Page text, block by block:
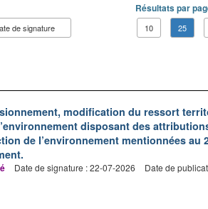
de signature
Résultats par
10 25
modification du ressort
disposant des
de l’environnement mentionnées au
Date de signature : 22-07-2026
Date de